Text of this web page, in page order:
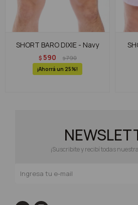
SHORT BARO DIXIE - Navy
$ 590 $790
25
¡Suscribite y recibí todas